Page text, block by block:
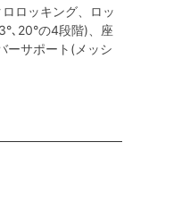
ロッキング、ロッ
､20°の4段階)、座
ーサポート(メッシ